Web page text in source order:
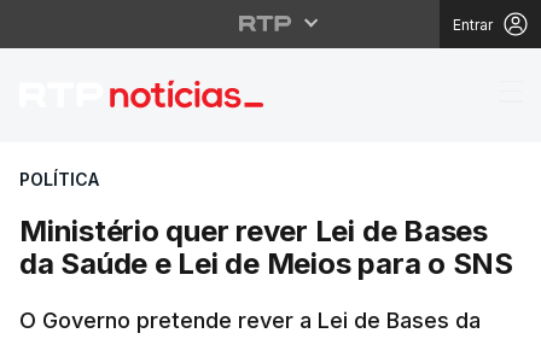
Entrar
Ministério quer rever
POLÍTICA
Ministério quer rever Lei de Bases
da Saúde e Lei de Meios para o SNS
O Governo pretende rever a Lei de Bases da